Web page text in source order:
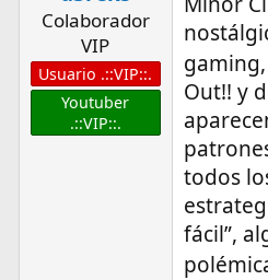
n
c
o
Colaborador
VIP
Usuario .::VIP::.
Youtuber
.::VIP::.
Out!! y
todos
fácil”,